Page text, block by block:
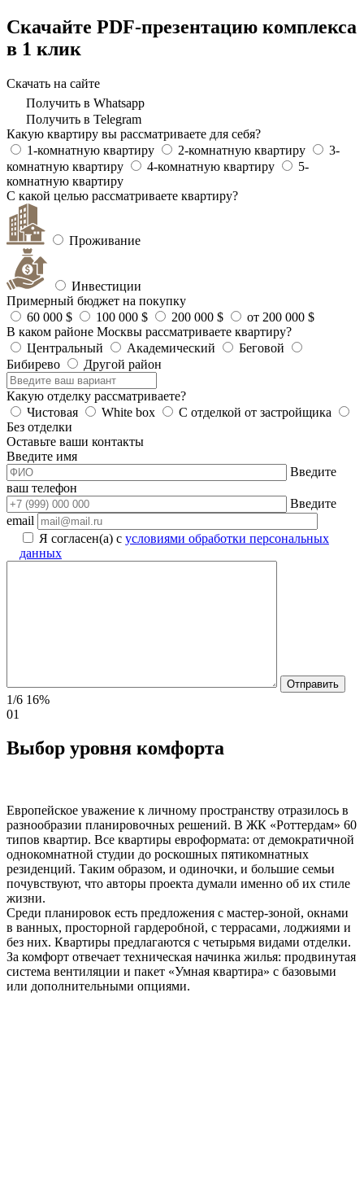
Скачайте PDF-презентацию комплекса
в 1 клик
Скачать на сайте
Получить в Whatsapp
Получить в Telegram
Какую квартиру вы рассматриваете для себя?
1-комнатную квартиру
2-комнатную квартиру
3-
комнатную квартиру
4-комнатную квартиру
5-
комнатную квартиру
С какой целью рассматриваете квартиру?
Проживание
Инвестиции
Примерный бюджет на покупку
60 000 $
100 000 $ 200 000 $
от 200 000 $
В каком районе Москвы рассматриваете квартиру?
Центральный
Академический
Беговой
Бибирево
Другой район
Какую отделку рассматриваете?
Чистовая
White box
С отделкой от застройщика
Без отделки
Оставьте ваши контакты
Введите имя
Введите
ваш телефон
Введите
email
Я согласен(а) с условиями обработки персональных
данных
1/6 16%
01
Выбор уровня комфорта
Европейское уважение к личному пространству отразилось в
разнообразии планировочных решений. В ЖК «Роттердам» 60
типов квартир. Все квартиры евроформата: от демократичной
однокомнатной студии до роскошных пятикомнатных
резиденций. Таким образом, и одиночки, и большие семьи
почувствуют, что авторы проекта думали именно об их стиле
жизни.
Среди планировок есть предложения с мастер-зоной, окнами
в ванных, просторной гардеробной, с террасами, лоджиями и
без них. Квартиры предлагаются с четырьмя видами отделки.
За комфорт отвечает техническая начинка жилья: продвинутая
система вентиляции и пакет «Умная квартира» с базовыми
или дополнительными опциями.